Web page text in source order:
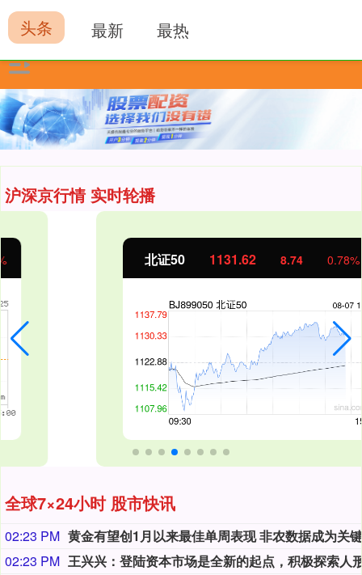
沪深京行情 实时轮播
1131.62 8.74 0.78%
全球7×24小时 股市快讯
02:23 PM
02:23 PM
头条 最新 最热